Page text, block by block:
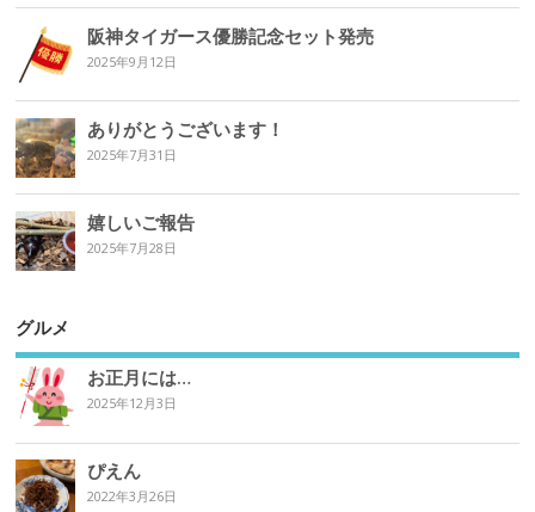
阪神タイガース優勝記念セット発売
2025年9月12日
ありがとうございます！
2025年7月31日
嬉しいご報告
2025年7月28日
グルメ
お正月には…
2025年12月3日
ぴえん
2022年3月26日